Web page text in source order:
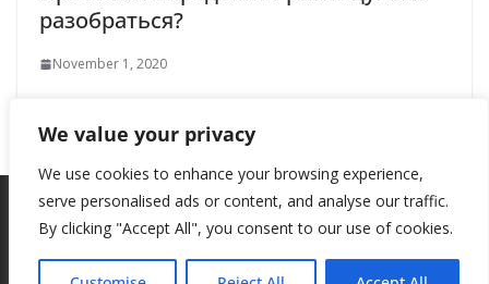
We value your privacy
We use cookies to enhance your browsing experience,
serve personalised ads or content, and analyse our traffic.
By clicking "Accept All", you consent to our use of cookies.
разобраться?
November 1, 2020
Theme:ColorMag by ThemeGrill. Powered byWordPress